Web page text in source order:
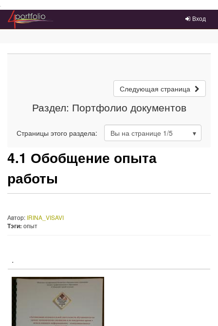
Преейти на главное меню
Вход
Следующая страница
Раздел: Портфолио документов
Страницы этого раздела: Вы на странице 1/5
4.1 Обобщение опыта
работы
Автор: IRINA_VISAVI
Тэги: опыт
.